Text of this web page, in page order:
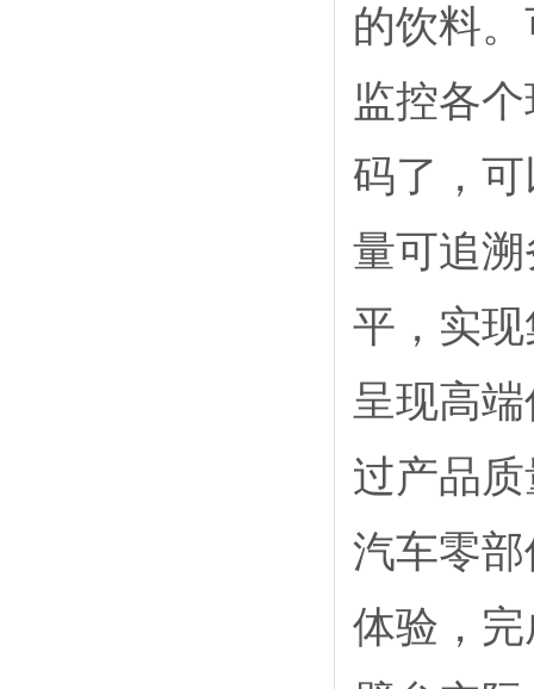
的饮料
监控各
码了，
量可追
平，实
呈现高
过产品
汽车零
体验，